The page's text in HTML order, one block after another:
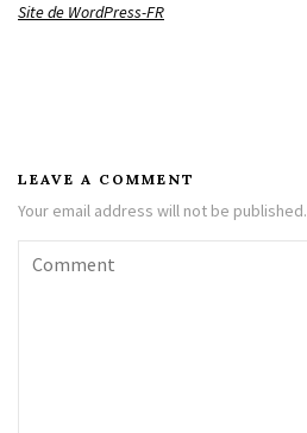
Site de WordPress-FR
LEAVE A COMMENT
Your email address will not be published.